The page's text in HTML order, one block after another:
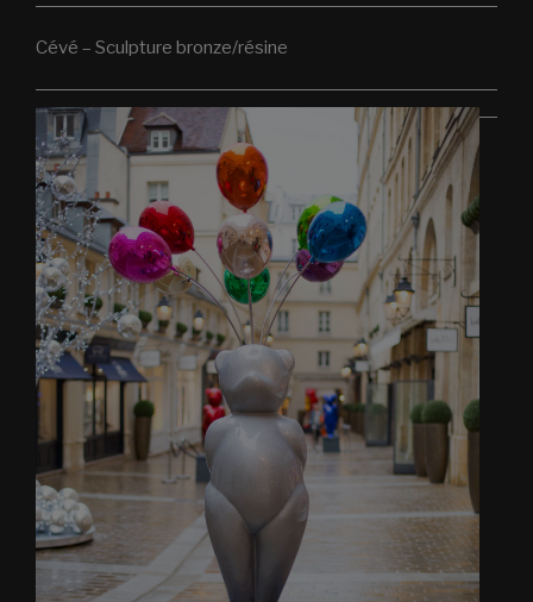
Cévé – Sculpture bronze/résine